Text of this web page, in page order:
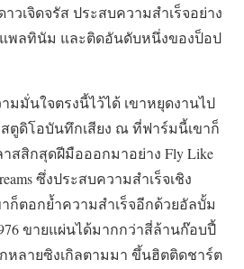
าวเจิดจรัส ประสบความสำเร็จอย่าง
พลทินัม และติดอันดับหนึ่งของป็อป
มมั่นใจตรงนี้ไว้ได้ เขาหยุดงานไป
ตูดิโอบันทึกเสียง ณ ที่ฟาร์มนี้เขาก็
สสิกสุดฝีมือออกมาอย่าง Fly Like
ซึ่งประสบความสำเร็จเชิง
ตอกย้ำความสำเร็จอีกด้วยอัลบั้ม
ขายแผ่นได้มากกว่าสี่ล้านก๊อบปี้
กหลายซิงเกิลตามมา ขึ้นฮิตติดชาร์ต